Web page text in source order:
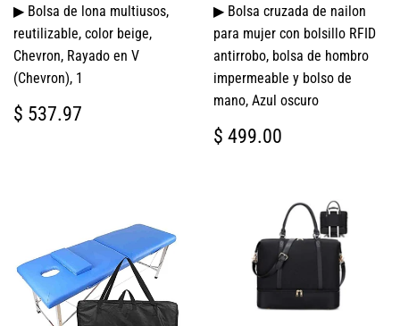
▶ Bolsa de lona multiusos,
reutilizable, color beige,
Chevron, Rayado en V
(Chevron), 1
PRECIO
HABITUAL
$ 537.97
▶ Bolsa cruzada de nailon
para mujer con bolsillo RFID
antirrobo, bolsa de hombro
impermeable y bolso de
mano, Azul oscuro
PRECIO
HABITUAL
$ 499.00